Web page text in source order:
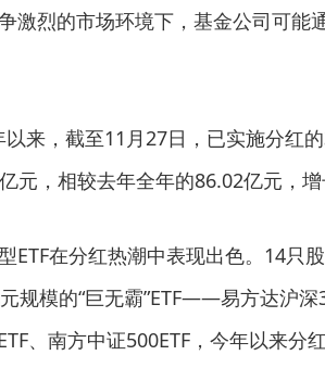
激烈的市场环境下，基金公司可能
来，截至11月27日，已实施分红的
元，相较去年全年的86.02亿元，增
ETF在分红热潮中表现出色。14只
规模的“巨无霸”ETF——易方达沪深
、南方中证500ETF，今年以来分